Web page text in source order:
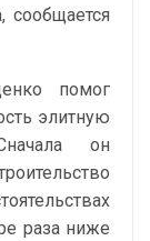
помог
элитную
он
раза ниже